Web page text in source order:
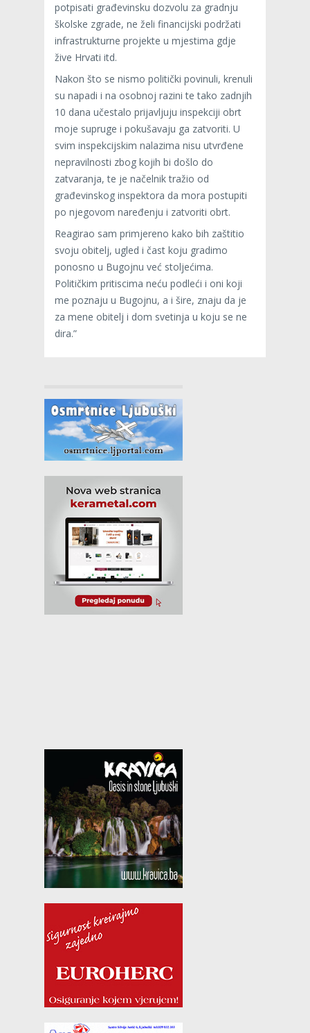
potpisati građevinsku dozvolu za gradnju
školske zgrade, ne želi financijski podržati
infrastrukturne projekte u mjestima gdje
žive Hrvati itd.
Nakon što se nismo politički povinuli, krenuli
su napadi i na osobnoj razini te tako zadnjih
10 dana učestalo prijavljuju inspekciji obrt
moje supruge i pokušavaju ga zatvoriti. U
svim inspekcijskim nalazima nisu utvrđene
nepravilnosti zbog kojih bi došlo do
zatvaranja, te je načelnik tražio od
građevinskog inspektora da mora postupiti
po njegovom naređenju i zatvoriti obrt.
Reagirao sam primjereno kako bih zaštitio
svoju obitelj, ugled i čast koju gradimo
ponosno u Bugojnu već stoljećima.
Političkim pritiscima neću podleći i oni koji
me poznaju u Bugojnu, a i šire, znaju da je
za mene obitelj i dom svetinja u koju se ne
dira.”